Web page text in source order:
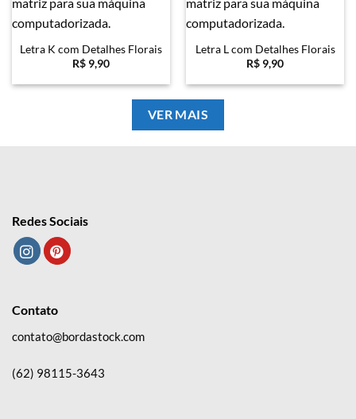
Letra K com Detalhes Florais
R$ 9,90
Letra L com Detalhes Florais
R$ 9,90
VER MAIS
Redes Sociais
Contato
contato@bordastock.com
(62) 98115-3643